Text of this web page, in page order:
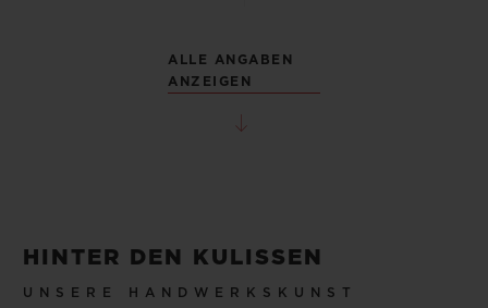
ALLE ANGABEN
ANZEIGEN
HINTER DEN KULISSEN
UNSERE HANDWERKSKUNST